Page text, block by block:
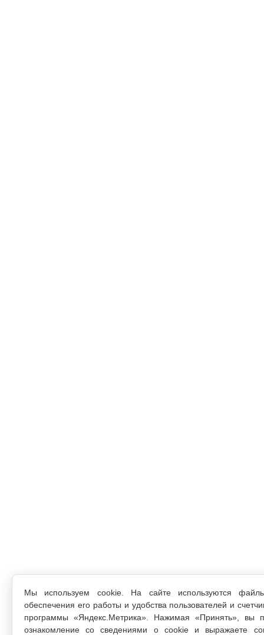
Мы используем cookie. На сайте используются
обеспечения его работы и удобства пользователей и
программы «Яндекс.Метрика». Нажимая «Принять», вы
ознакомление со сведениями о cookie и выражаете